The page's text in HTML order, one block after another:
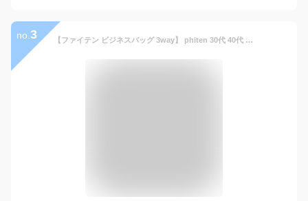
no. 3 【ファイテン ビジネスバッグ 3way】 phiten 30代 40代 バッグ かばん ブリーフケース ショルダーバッグ 肩掛け リュック ビジネスリュック メンズ ブランド 大容量 軽量 横型 おしゃれ ノートPC B4 A4 PCバッグ 通勤 仕事 営業 出張 ビジネス 黒 ブラック プレゼント